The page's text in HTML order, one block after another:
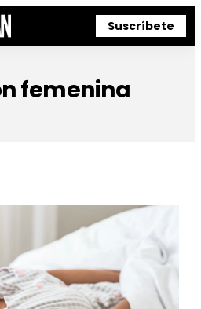
Suscríbete
femenina